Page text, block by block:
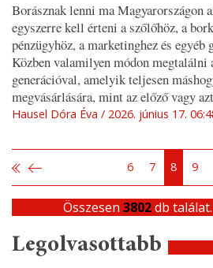
Borásznak lenni ma Magyarországon
egyszerre kell érteni a szőlőhöz, a
pénzügyhöz, a marketinghez és egyéb
Közben valamilyen módon megtalálni
generációval, amelyik teljesen
megvásárlására, mint az előző vagy
Hausel Dóra Éva 2026. június 17.
6 7 8 9
Összesen 3802db találat.
Legolvasottabb